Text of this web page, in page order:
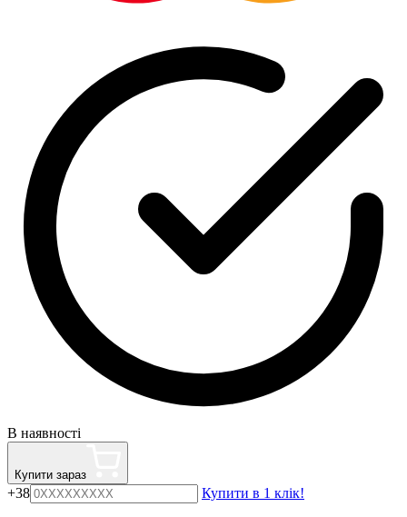
В наявності
Купити зараз
+38 Купити в 1 клік!